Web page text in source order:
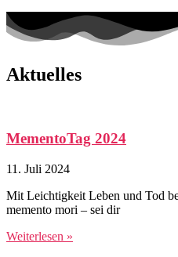
Aktuelles
MementoTag 2024
11. Juli 2024
Mit Leichtigkeit Leben und Tod
memento mori – sei dir
Weiterlesen »